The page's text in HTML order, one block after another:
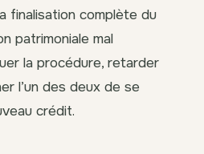
finalisation complète du
patrimoniale mal
la procédure, retarder
l’un des deux de se
crédit.